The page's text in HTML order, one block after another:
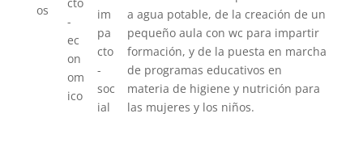
a agua potable, de la creación de un
pequeño aula con wc para impartir
formación, y de la puesta en marcha
de programas educativos en
materia de higiene y nutrición para
las mujeres y los niños.